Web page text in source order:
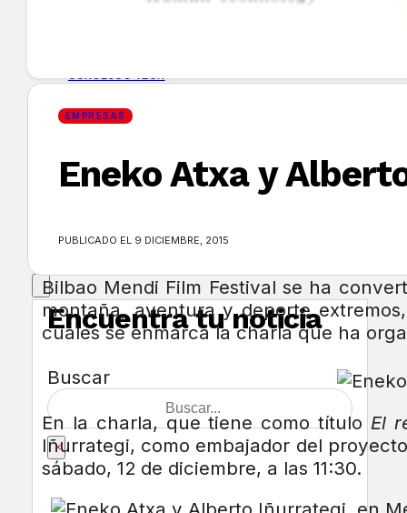
MERCADOS Y TENDENCIAS
Encuentra tu noticia
Buscar
×
EMPRESAS
Eneko Atxa y
PUBLICADO EL 9 DICIEMBRE, 2015
Bilbao Mendi Film Festival se ha
montaña, aventura y deporte
cuales se enmarca la charla que ha
En la charla, que tiene como título El
Iñurrategi, como embajador del
sábado, 12 de diciembre, a las 11:30.